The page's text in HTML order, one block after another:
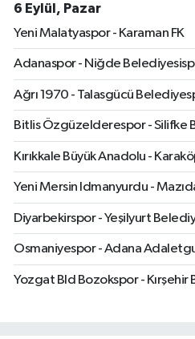
6 Eylül, Pazar
Yeni Malatyaspor - Karaman FK
Adanaspor - Niğde
Ağrı 1970 - Talasgücü
Bitlis Özgüzelderespor - Silifke
Kırıkkale Büyük Anadolu -
Yeni Mersin Idmanyurdu -
Diyarbekirspor - Yeşilyurt
Osmaniyespor - Adana
Yozgat Bld Bozokspor - Kırşehir